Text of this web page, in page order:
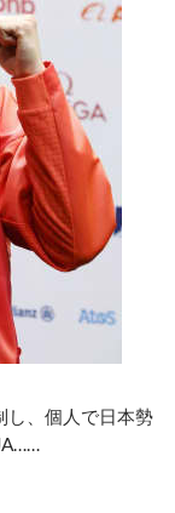
し、個人で日本勢